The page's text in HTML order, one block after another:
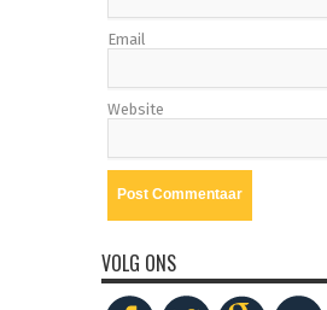
Email
Website
VOLG ONS